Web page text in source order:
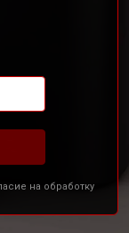
на обработку